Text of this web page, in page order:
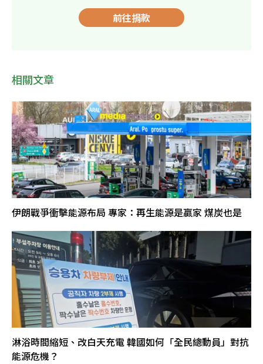
前往捐款
相關文章
伊朗戰爭衝擊能源布局 專家：再生能源是贏家 煤炭也是
淋浴時間縮短、改白天充電 韓國如何「全民總動員」對抗
能源危機？